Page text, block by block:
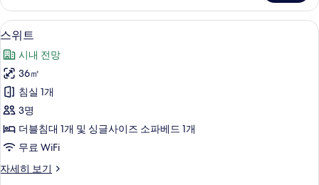
세
히
보
스
위
트
사
진
모
두
기
1
스위트
시내 전망
36㎡
침실 1개
3명
더블침대 1개 및 싱글사이즈 소파베드 1개
무료 WiFi
자세히 보기
스